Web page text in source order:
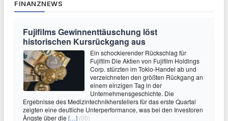
FINANZNEWS
Fujifilms Gewinnenttäuschung löst
historischen Kursrückgang aus
Ein schockierender Rückschlag für
Fujifilm Die Aktien von Fujifilm Holdings
Corp. stürzten im Tokio-Handel ab und
verzeichneten den größten Rückgang an
einem einzigen Tag in der
Unternehmensgeschichte. Die
Ergebnisse des Medizintechnikherstellers für das erste Quartal
zeigten eine deutliche Unterperformance, was bei den Investoren
Ängste über die […] (00)